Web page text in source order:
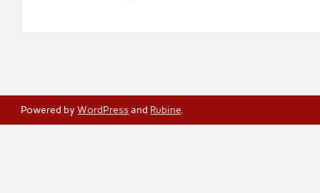
Powered byWordPressand Rubine